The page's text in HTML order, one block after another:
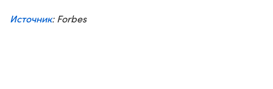
Источник: Forbes